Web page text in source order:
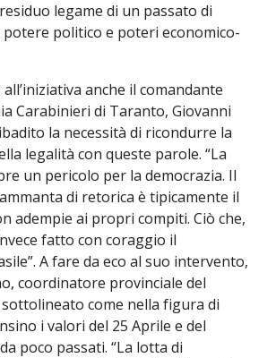
legame di un passato di
politico e poteri economico-
anche il comandante
Carabinieri di Taranto, Giovanni
la necessità di ricondurre la
legalità con queste parole. “La
un pericolo per la democrazia. Il
di retorica è tipicamente il
adempie ai propri compiti. Ciò che,
fatto con coraggio il
A fare da eco al suo intervento,
coordinatore provinciale del
come nella figura di
i valori del 25 Aprile e del
poco passati. “La lotta di